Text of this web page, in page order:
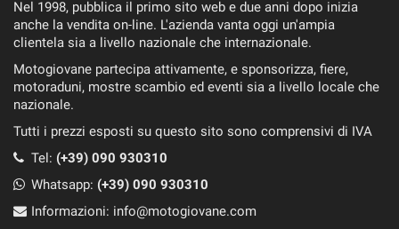
Nel 1998, pubblica il primo sito web e due anni dopo inizia
anche la vendita on-line. L'azienda vanta oggi un'ampia
clientela sia a livello nazionale che internazionale.
Motogiovane partecipa attivamente, e sponsorizza, fiere,
motoraduni, mostre scambio ed eventi sia a livello locale che
nazionale.
Tutti i prezzi esposti su questo sito sono comprensivi di IVA
Tel: (+39) 090 930310
Whatsapp: (+39) 090 930310
Informazioni: info@motogiovane.com